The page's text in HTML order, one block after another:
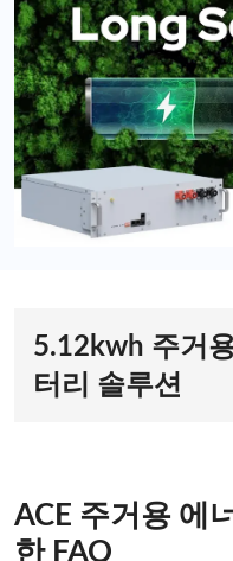
5.12kwh 주거
터리 솔루션
여러 개의 장치를 결합하
큰 부지에 적응할 수 있는
덕분에 주택 소유자는 현재
ACE 주거용 에
한 FAQ